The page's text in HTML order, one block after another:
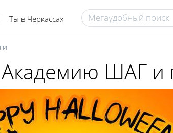
Ты в Черкассах
ШАГ и